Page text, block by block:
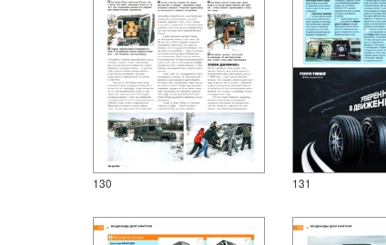
130 131